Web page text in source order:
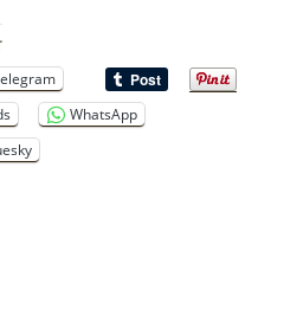
WhatsApp